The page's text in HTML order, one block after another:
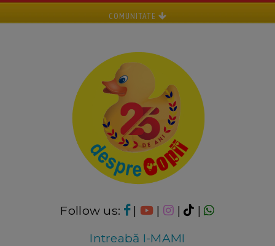
COMUNITATE
Follow us: | | |
|
Intreabă I-MAMI